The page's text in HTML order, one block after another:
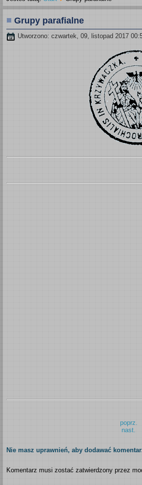
Grupy parafialne
Utworzono: czwartek, 09, listopad 2017
poprz.
nast.
Nie masz uprawnień, aby dodawać
Komentarz musi zostać zatwierdzony przez